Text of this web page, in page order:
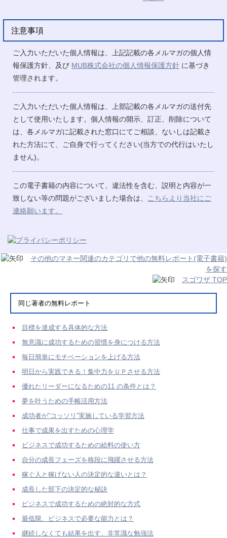
注意事項
ご入力いただいた個人情報は、上記記載の各メルマガの個人情
報保護方針、及び MUB株式会社の個人情報保護方針 に基づき
管理されます。
ご入力いただいた個人情報は、上部記載の各メルマガの送付先
として使用いたします。個人情報の開示、訂正、削除について
は、各メルマガに記載された窓口にてご相談、ないしは記載さ
れた方法にて、ご自身で行ってください(当方での代行はいたし
ません)。
この電子書籍の内容について、違法性を含む、説明と内容が一
致しない等の問題がございました場合は、
こちらより当社にご
連絡願います。
その他のマネー関連のカテゴリで他の無料レポート(電子書籍)
を探す
スゴワザ TOP
同じ著者の無料レポート
目標を達成する具体的な方法
無意識に成功するための習慣を身につける方法
毎日簡単にモチベーションを上げる方法
明日から実践できる！集中力をＵＰさせる方法
優れたリーダーになるための11 の条件とは？
夢を叶うための手帳活用方法
成功者が“コッソリ”実施している学習方法
仕事で成果を出すための心理学
ビジネスで成功するための給料の使い方
自分の成長フェーズを格段に飛躍させる方法
稼ぐ人と稼げない人の決定的な違いとは？
成長した部下の決定的な秘訣
ビジネスで成功するための絶対的な方式
最低限、ビジネスで必要な能力とは？
継続しなくても結果を出す、非常識な勉強法